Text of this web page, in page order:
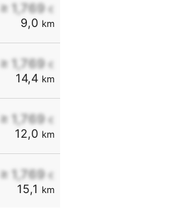
≥ 1,769 €
9,0 km
≥ 1,769 €
14,4 km
≥ 1,769 €
12,0 km
≥ 1,769 €
15,1 km